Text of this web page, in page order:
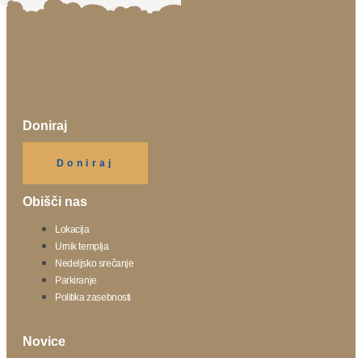
Doniraj
Doniraj
Obišči nas
Lokacija
Urnik templja
Nedeljsko srečanje
Parkiranje
Politika zasebnosti
Novice